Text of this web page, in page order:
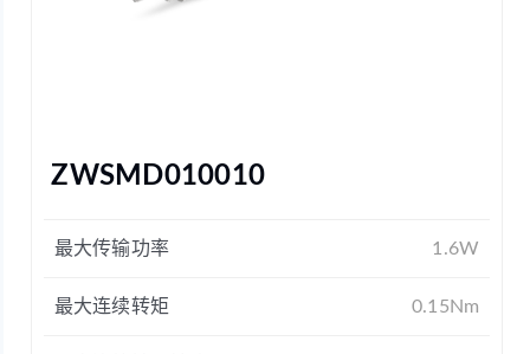
ZWSMD010010
最大传输功率 1.6W
最大连续转矩 0.15Nm